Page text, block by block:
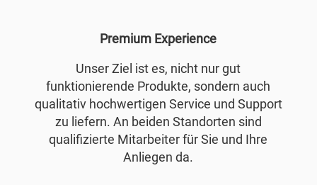
Premium Experience
Unser Ziel ist es, nicht nur gut
funktionierende Produkte, sondern auch
qualitativ hochwertigen Service und Support
zu liefern. An beiden Standorten sind
qualifizierte Mitarbeiter für Sie und Ihre
Anliegen da.